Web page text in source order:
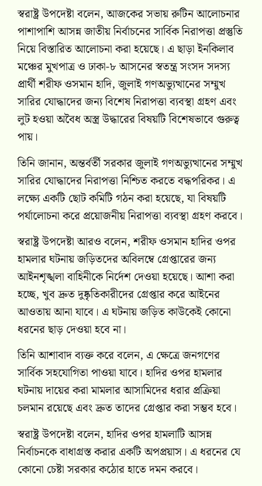
স্বরাষ্ট্র উপদেষ্টা বলেন, আজকের সভায় রুটিন আলোচনার
পাশাপাশি আসন্ন জাতীয় নির্বাচনের সার্বিক নিরাপত্তা প্রস্তুতি
নিয়ে বিস্তারিত আলোচনা করা হয়েছে। এ ছাড়া ইনকিলাব
মঞ্চের মুখপাত্র ও ঢাকা-৮ আসনের স্বতন্ত্র সংসদ সদস্য
প্রার্থী শরীফ ওসমান হাদি, জুলাই গণঅভ্যুত্থানের সম্মুখ
সারির যোদ্ধাদের জন্য বিশেষ নিরাপত্তা ব্যবস্থা গ্রহণ এবং
লুট হওয়া অবৈধ অস্ত্র উদ্ধারের বিষয়টি বিশেষভাবে গুরুত্ব
পায়।
তিনি জানান, অন্তর্বর্তী সরকার জুলাই গণঅভ্যুত্থানের সম্মুখ
সারির যোদ্ধাদের নিরাপত্তা নিশ্চিত করতে বদ্ধপরিকর। এ
লক্ষ্যে একটি ছোট কমিটি গঠন করা হয়েছে, যা বিষয়টি
পর্যালোচনা করে প্রয়োজনীয় নিরাপত্তা ব্যবস্থা গ্রহণ করবে।
স্বরাষ্ট্র উপদেষ্টা আরও বলেন, শরীফ ওসমান হাদির ওপর
হামলার ঘটনায় জড়িতদের অবিলম্বে গ্রেপ্তারের জন্য
আইনশৃঙ্খলা বাহিনীকে নির্দেশ দেওয়া হয়েছে। আশা করা
হচ্ছে, খুব দ্রুত দুষ্কৃতিকারীদের গ্রেপ্তার করে আইনের
আওতায় আনা যাবে। এ ঘটনায় জড়িত কাউকেই কোনো
ধরনের ছাড় দেওয়া হবে না।
তিনি আশাবাদ ব্যক্ত করে বলেন, এ ক্ষেত্রে জনগণের
সার্বিক সহযোগিতা পাওয়া যাবে। হাদির ওপর হামলার
ঘটনায় দায়ের করা মামলার আসামিদের ধরার প্রক্রিয়া
চলমান রয়েছে এবং দ্রুত তাদের গ্রেপ্তার করা সম্ভব হবে।
স্বরাষ্ট্র উপদেষ্টা বলেন, হাদির ওপর হামলাটি আসন্ন
নির্বাচনকে বাধাগ্রস্ত করার একটি অপপ্রয়াস। এ ধরনের যে
কোনো চেষ্টা সরকার কঠোর হাতে দমন করবে।